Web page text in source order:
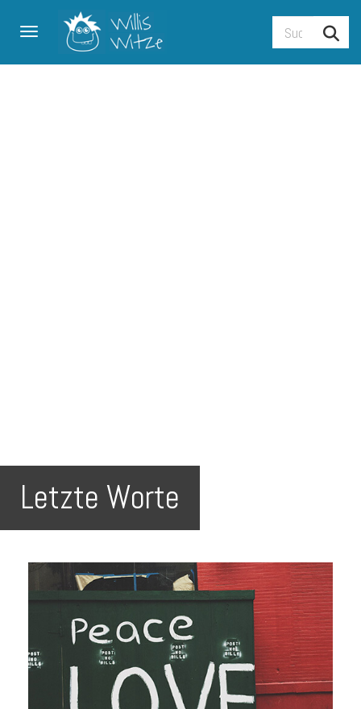
Toggle navigation
Letzte Worte